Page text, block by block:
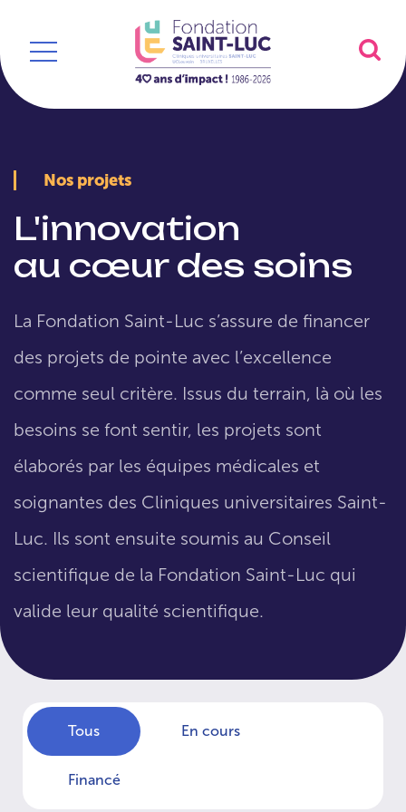
Nos projets
L'innovation
au cœur des soins
La Fondation Saint-Luc s’assure de financer
des projets de pointe avec l’excellence
comme seul critère. Issus du terrain, là où les
besoins se font sentir, les projets sont
élaborés par les équipes médicales et
soignantes des Cliniques universitaires Saint-
Luc. Ils sont ensuite soumis au Conseil
scientifique de la Fondation Saint-Luc qui
valide leur qualité scientifique.
Tous En cours
Financé